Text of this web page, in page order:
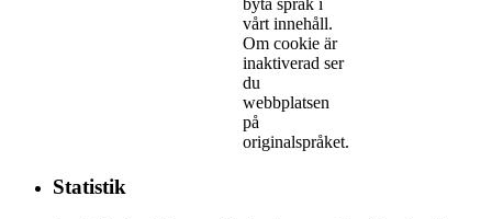
vårt innehåll.
Om cookie är
inaktiverad ser
du
webbplatsen
på
originalspråket.
Statistik